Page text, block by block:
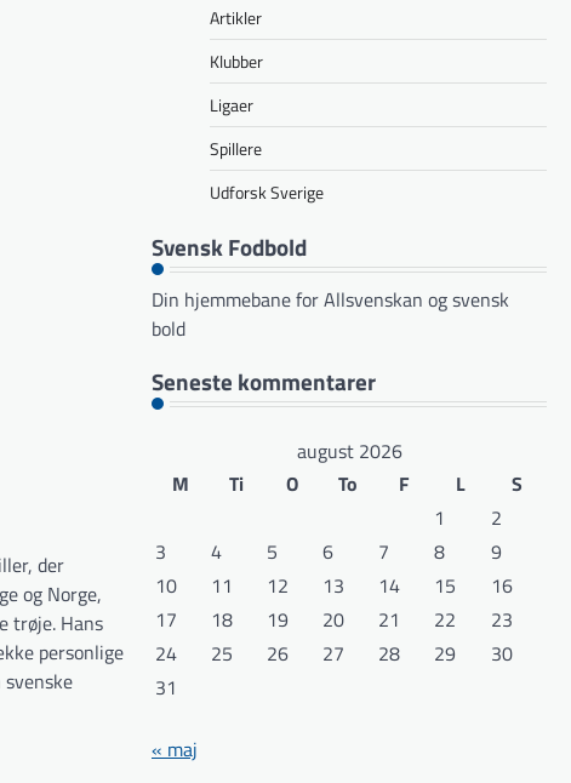
der
og Norge,
trøje. Hans
personlige
Artikler
Klubber
Ligaer
Spillere
Udforsk Sverige
Svensk Fodbold
Din hjemmebane for Allsvenskan og svensk
bold
Seneste kommentarer
august 2026
M
Ti O To F L
S
1
2
3
4 5 6 7 8
9
10
11 12 13 14 15
16
17
18 19 20 21 22
23
24
25 26 27 28 29
30
31
« maj